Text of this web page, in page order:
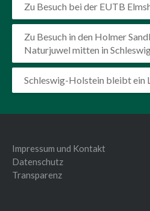
Zu Besuch bei der EUTB
Zu Besuch in den Holmer
Naturjuwel mitten in
Schleswig-Holstein bleibt ein
Impressum und Kontakt
Datenschutz
Transparenz